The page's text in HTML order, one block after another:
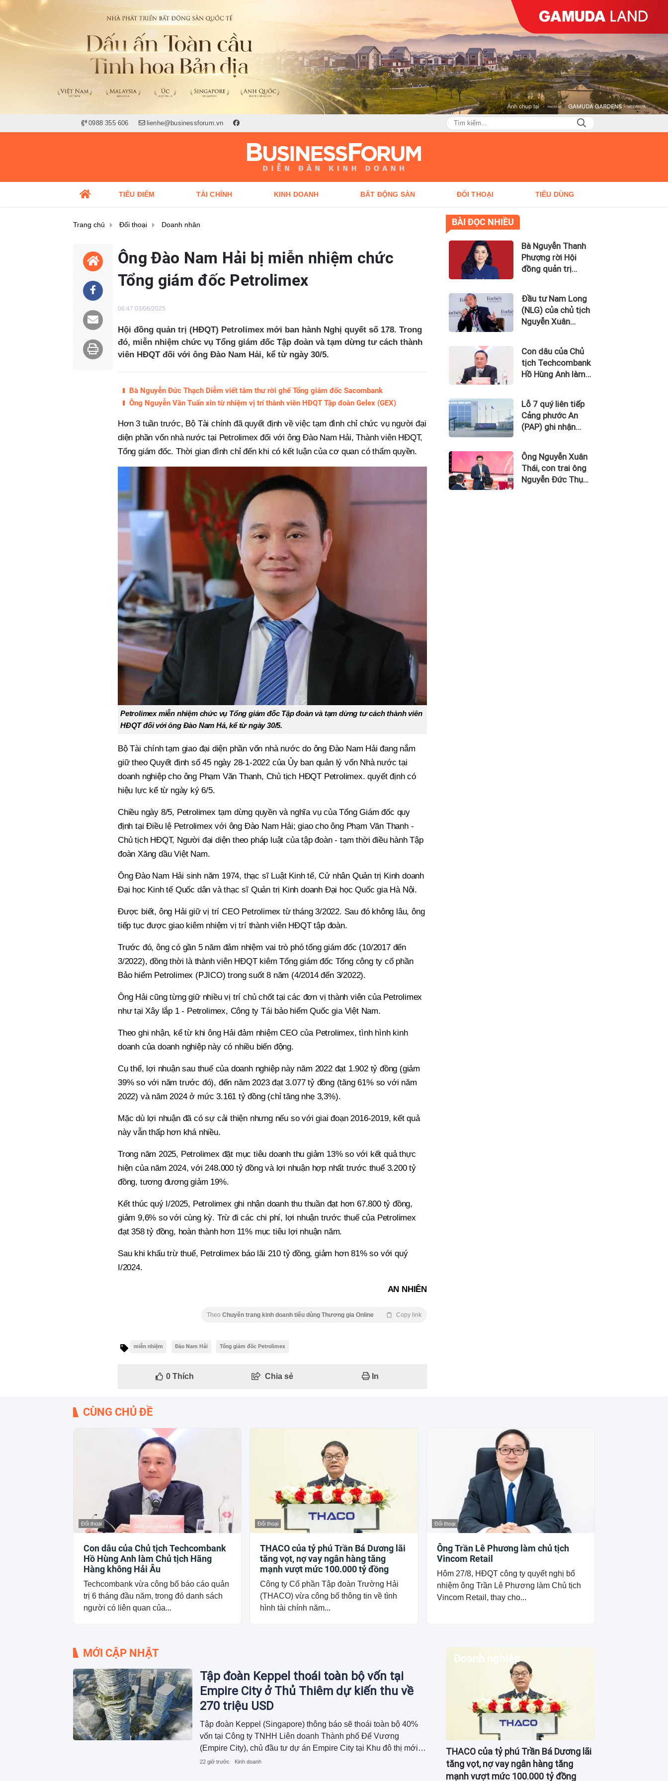
0988 355 606 lienhe@businessforum.vn
TIÊU ĐIỂM TÀI CHÍNH KINH DOANH BẤT ĐỘNG SẢN ĐỐI THOẠI TIÊU DÙNG
Trang chủ Đối thoại Doanh nhân
Ông Đào Nam Hải bị miễn nhiệm chức
Tổng giám đốc Petrolimex
06:47 03/06/2025
Hội đồng quản trị (HĐQT) Petrolimex mới ban hành Nghị quyết số 178. Trong
đó, miễn nhiệm chức vụ Tổng giám đốc Tập đoàn và tạm dừng tư cách thành
viên HĐQT đối với ông Đào Nam Hải, kể từ ngày 30/5.
Bà Nguyễn Đức Thạch Diễm viết tâm thư rời ghế Tổng giám đốc Sacombank
Ông Nguyễn Văn Tuấn xin từ nhiệm vị trí thành viên HĐQT Tập đoàn Gelex (GEX)
Hơn 3 tuần trước, Bộ Tài chính đã quyết định về việc tạm đình chỉ chức vụ người đại
diện phần vốn nhà nước tại Petrolimex đối với ông Đào Nam Hải, Thành viên HĐQT,
Tổng giám đốc. Thời gian đình chỉ đến khi có kết luận của cơ quan có thẩm quyền.
Petrolimex miễn nhiệm chức vụ Tổng giám đốc Tập đoàn và tạm dừng tư cách thành viên
HĐQT đối với ông Đào Nam Hả, kể từ ngày 30/5.
Bộ Tài chính tạm giao đại diện phần vốn nhà nước do ông Đào Nam Hải đang nắm
giữ theo Quyết định số 45 ngày 28-1-2022 của Ủy ban quản lý vốn Nhà nước tại
doanh nghiệp cho ông Phạm Văn Thanh, Chủ tịch HĐQT Petrolimex. quyết định có
hiệu lực kể từ ngày ký 6/5.
Chiều ngày 8/5, Petrolimex tạm dừng quyền và nghĩa vụ của Tổng Giám đốc quy
định tại Điều lệ Petrolimex với ông Đào Nam Hải; giao cho ông Phạm Văn Thanh -
Chủ tịch HĐQT, Người đại diện theo pháp luật của tập đoàn - tạm thời điều hành Tập
đoàn Xăng dầu Việt Nam.
Ông Đào Nam Hải sinh năm 1974, thạc sĩ Luật Kinh tế, Cử nhân Quản trị Kinh doanh
Đại học Kinh tế Quốc dân và thạc sĩ Quản trị Kinh doanh Đại học Quốc gia Hà Nội.
Được biết, ông Hải giữ vị trí CEO Petrolimex từ tháng 3/2022. Sau đó không lâu, ông
tiếp tục được giao kiêm nhiệm vị trí thành viên HĐQT tập đoàn.
Trước đó, ông có gần 5 năm đảm nhiệm vai trò phó tổng giám đốc (10/2017 đến
3/2022), đồng thời là thành viên HĐQT kiêm Tổng giám đốc Tổng công ty cổ phần
Bảo hiểm Petrolimex (PJICO) trong suốt 8 năm (4/2014 đến 3/2022).
Ông Hải cũng từng giữ nhiều vị trí chủ chốt tại các đơn vị thành viên của Petrolimex
như tại Xây lắp 1 - Petrolimex, Công ty Tái bảo hiểm Quốc gia Việt Nam.
Theo ghi nhận, kể từ khi ông Hải đảm nhiệm CEO của Petrolimex, tình hình kinh
doanh của doanh nghiệp này có nhiều biến động.
Cụ thể, lợi nhuận sau thuế của doanh nghiệp này năm 2022 đạt 1.902 tỷ đồng (giảm
39% so với năm trước đó), đến năm 2023 đạt 3.077 tỷ đồng (tăng 61% so với năm
2022) và năm 2024 ở mức 3.161 tỷ đồng (chỉ tăng nhẹ 3,3%).
Mặc dù lợi nhuận đã có sự cải thiện nhưng nếu so với giai đoạn 2016-2019, kết quả
này vẫn thấp hơn khá nhiều.
Trong năm 2025, Petrolimex đặt mục tiêu doanh thu giảm 13% so với kết quả thực
hiện của năm 2024, với 248.000 tỷ đồng và lợi nhuận hợp nhất trước thuế 3.200 tỷ
đồng, tương đương giảm 19%.
Kết thúc quý I/2025, Petrolimex ghi nhận doanh thu thuần đạt hơn 67.800 tỷ đồng,
giảm 9,6% so với cùng kỳ. Trừ đi các chi phí, lợi nhuận trước thuế của Petrolimex
đạt 358 tỷ đồng, hoàn thành hơn 11% mục tiêu lợi nhuận năm.
Sau khi khấu trừ thuế, Petrolimex báo lãi 210 tỷ đồng, giảm hơn 81% so với quý
I/2024.
AN NHIÊN
Theo Chuyên trang kinh doanh tiêu dùng Thương gia Online Copy link
miễn nhiệm Đào Nam Hải Tổng giám đốc Petrolimex
0Thích Chia sẻ In
BÀI ĐỌC NHIỀU
Bà Nguyễn Thanh
Phượng rời Hội
đồng quản trị
Việt (BVBank)
Đầu tư Nam Long
(NLG) của chủ tịch
Nguyễn Xuân
quỹ đất tại dự án
Waterpoint, Izumi
City
Con dâu của Chủ
tịch Techcombank
Hồ Hùng Anh làm
Hàng không Hải Âu
Lỗ 7 quý liên tiếp
Cảng phước An
(PAP) ghi nhận
1.674,5 tỷ đồng
Ông Nguyễn Xuân
Thái, con trai ông
Nguyễn Đức Thụy
CÙNG CHỦ ĐỀ
Đối thoại
Con dâu của Chủ tịch Techcombank
Hồ Hùng Anh làm Chủ tịch Hãng
Hàng không Hải Âu
Techcombank vừa công bố báo cáo quản
trị 6 tháng đầu năm, trong đó danh sách
người có liên quan của...
Đối thoại
THACO của tỷ phú Trần Bá Dương lãi
tăng vọt, nợ vay ngân hàng tăng
mạnh vượt mức 100.000 tỷ đồng
Công ty Cổ phần Tập đoàn Trường Hải
(THACO) vừa công bố thông tin về tình
hình tài chính năm...
Đối thoại
Ông Trần Lê Phương làm chủ tịch
Vincom Retail
Hôm 27/8, HĐQT công ty quyết nghị bổ
nhiệm ông Trần Lê Phương làm Chủ tịch
Vincom Retail, thay cho...
MỚI CẬP NHẬT
Tập đoàn Keppel thoái toàn bộ vốn tại
Empire City ở Thủ Thiêm dự kiến thu về
270 triệu USD
Tập đoàn Keppel (Singapore) thông báo sẽ thoái toàn bộ 40%
vốn tại Công ty TNHH Liên doanh Thành phố Đế Vương
(Empire City), chủ đầu tư dự án Empire City tại Khu đô thị mới
Thủ Thiêm (TP. HCM) với tổng giá trị giao dịch khoảng 270 triệu
22 giờ trước Kinh doanh
Doanh nghiệp
THACO của tỷ phú Trần Bá Dương lãi
tăng vọt, nợ vay ngân hàng tăng
mạnh vượt mức 100.000 tỷ đồng